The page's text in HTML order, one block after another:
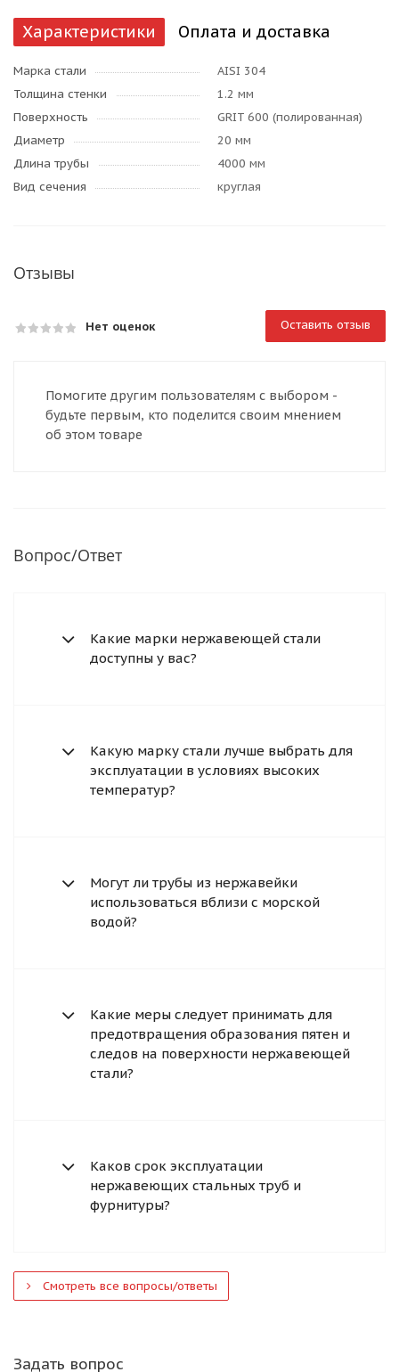
Характеристики Оплата и доставка
Марка стали
AISI 304
Толщина стенки
1.2 мм
Поверхность
GRIT 600 (полированная)
Диаметр
20 мм
Длина трубы
4000 мм
Вид сечения
круглая
Отзывы
Нет оценок Оставить отзыв
Помогите другим пользователям с выбором -
будьте первым, кто поделится своим мнением
об этом товаре
Вопрос/Ответ
Какие марки нержавеющей стали
доступны у вас?
Какую марку стали лучше выбрать для
эксплуатации в условиях высоких
температур?
Могут ли трубы из нержавейки
использоваться вблизи с морской
водой?
Какие меры следует принимать для
предотвращения образования пятен и
следов на поверхности нержавеющей
стали?
Каков срок эксплуатации
нержавеющих стальных труб и
фурнитуры?
Смотреть все вопросы/ответы
Задать вопрос